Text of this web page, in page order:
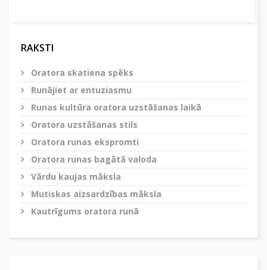
RAKSTI
Oratora skatiena spēks
Runājiet ar entuziasmu
Runas kultūra oratora uzstāšanas laikā
Oratora uzstāšanas stils
Oratora runas ekspromti
Oratora runas bagātā valoda
Vārdu kaujas māksla
Mutiskas aizsardzības māksla
Kautrīgums oratora runā